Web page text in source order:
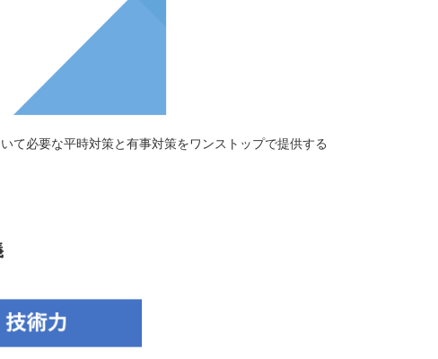
て必要な平時対策と有事対策をワンストップで提供する